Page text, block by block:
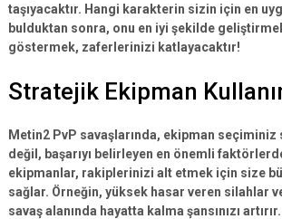
taşıyacaktır. Hangi karakterin sizin için en
bulduktan sonra, onu en iyi şekilde
göstermek, zaferlerinizi katlayacaktır!
Stratejik Ekipman
Metin2 PvP savaşlarında, ekipman seçiminiz
değil, başarıyı belirleyen en önemli
ekipmanlar, rakiplerinizi alt etmek için size
sağlar. Örneğin, yüksek hasar veren silahlar
savaş alanında hayatta kalma şansınızı